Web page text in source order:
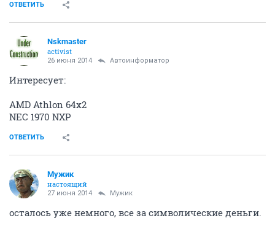
ОТВЕТИТЬ
Nskmaster
activist
26 июня 2014 Автоинформатор
Интересует:
AMD Athlon 64х2
NEC 1970 NXP
ОТВЕТИТЬ
Мужик
настоящий
27 июня 2014 Мужик
осталось уже немного, все за символические деньги.